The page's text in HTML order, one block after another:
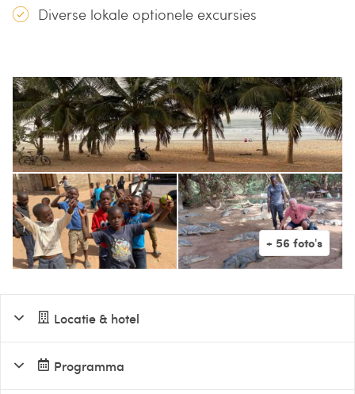
Diverse lokale optionele excursies
Locatie & hotel
Programma